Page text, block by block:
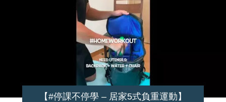
【#停課不停學 – 居家5式負重運動】